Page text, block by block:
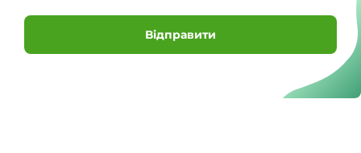
Відправити